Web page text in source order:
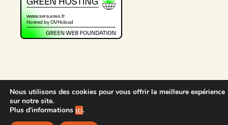
Accueil | Nous rejoindre
Admin
Nous utilisons des cookies pour vous offrir la meilleure expérience
sur notre site.
Plus d'informations ici.